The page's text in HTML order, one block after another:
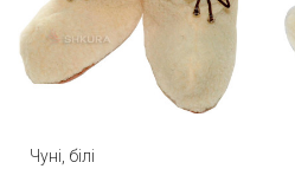
Чуні, білі